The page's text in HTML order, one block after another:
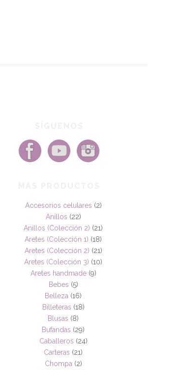
Accesorios celulares (2)
Anillos (22)
Anillos (Colección 2) (21)
Aretes (Colección 1) (18)
Aretes (Colección 2) (21)
Aretes (Colección 3) (10)
Aretes handmade (9)
Bebes (5)
Belleza (16)
Billeteras (18)
Blusas (8)
Bufandas (29)
Caballeros (24)
Carteras (21)
Chompa (2)